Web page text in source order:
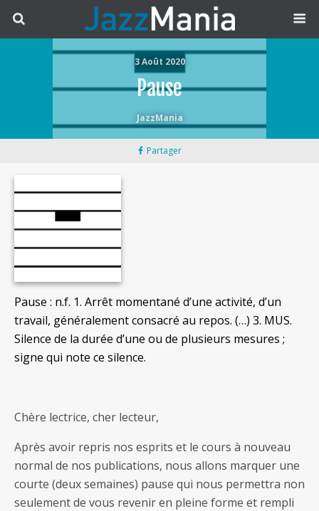
3 Août 2020
Pause
JazzMania
Partager
Pause : n.f. 1. Arrêt momentané d’une activité, d’un
travail, généralement consacré au repos. (…) 3. MUS.
Silence de la durée d’une ou de plusieurs mesures ;
signe qui note ce silence.
Chère lectrice, cher lecteur,
Après avoir repris nos esprits et le cours à nouveau
normal de nos publications, nous allons marquer une
courte (deux semaines) pause qui nous permettra non
seulement de vous revenir en pleine forme et rempli